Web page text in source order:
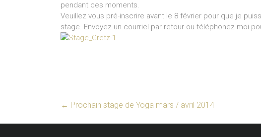
pendant ces moments.
Veuillez vous pré-inscrire avant le 8 février pour que je
stage. Envoyez un courriel par retour ou téléphonez moi
← Prochain stage de Yoga mars / avril 2014